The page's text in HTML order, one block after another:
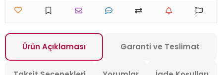
Ürün Açıklaması Garanti ve Teslimat